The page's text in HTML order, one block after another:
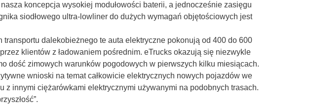
koncepcja wysokiej modułowości baterii, a jednocześnie zasięgu
siodłowego ultra-lowliner do dużych wymagań objętościowych jest
dalekobieżnego te auta elektryczne pokonują od 400 do 600
klientów z ładowaniem pośrednim. eTrucks okazują się niezwykle
dość zimowych warunków pogodowych w pierwszych kilku miesiącach.
wnioski na temat całkowicie elektrycznych nowych pojazdów we
z innymi ciężarówkami elektrycznymi używanymi na podobnych trasach.